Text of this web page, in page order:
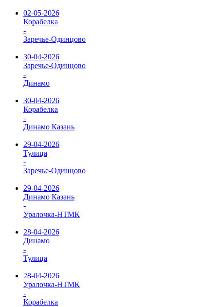
02-05-2026
Корабелка
-
Заречье-Одинцово
30-04-2026
Заречье-Одинцово
-
Динамо
30-04-2026
Корабелка
-
Динамо Казань
29-04-2026
Тулица
-
Заречье-Одинцово
29-04-2026
Динамо Казань
-
Уралочка-НТМК
28-04-2026
Динамо
-
Тулица
28-04-2026
Уралочка-НТМК
-
Корабелка